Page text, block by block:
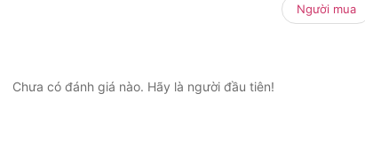
Người mua
Chưa có đánh giá nào. Hãy là người đầu tiên!